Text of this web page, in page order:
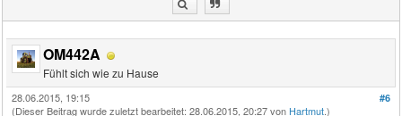
OM442A
Fühlt sich wie zu Hause
#6
28.06.2015, 19:15
(Dieser Beitrag wurde zuletzt bearbeitet: 28.06.2015, 20:27 von Hartmut.)